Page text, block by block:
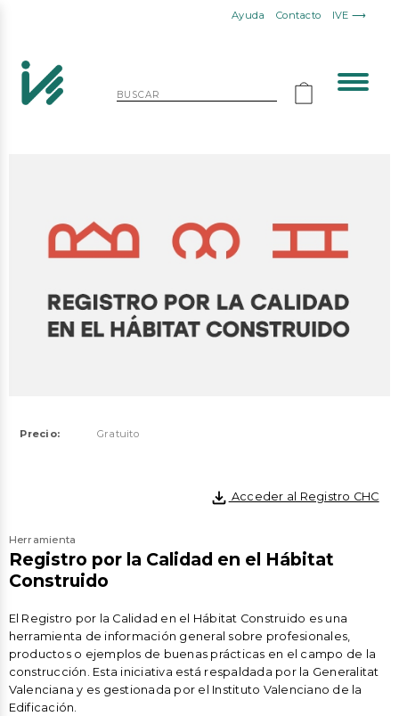
Ayuda Contacto IVE ⟶
Herramienta
Registro por la Calidad en el Hábitat
Construido
El Registro por la Calidad en el Hábitat Construido es una
herramienta de información general sobre profesionales,
productos o ejemplos de buenas prácticas en el campo de la
construcción. Esta iniciativa está respaldada por la Generalitat
Valenciana y es gestionada por el Instituto Valenciano de la
Edificación.
Precio: Gratuito
file_download Acceder al Registro CHC